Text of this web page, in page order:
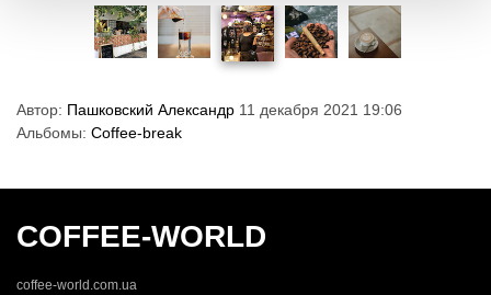
Автор: Пашковский Александр 11 декабря 2021 19:06
Альбомы: Coffee-break
COFFEE-WORLD
coffee-world.com.ua